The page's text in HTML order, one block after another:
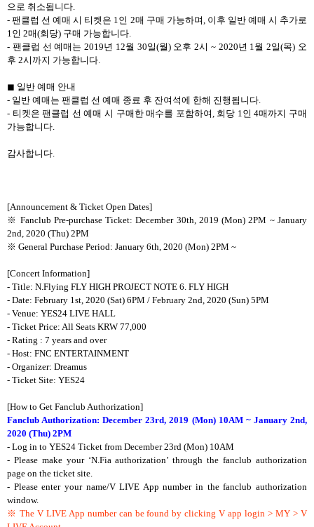
으로 취소됩니다.
- 팬클럽 선 예매 시 티켓은 1인 2매 구매 가능하며, 이후 일반 예매 시 추가로
1인 2매(회당) 구매 가능합니다.
- 팬클럽 선 예매는 2019년 12월 30일(월) 오후 2시 ~ 2020년 1월 2일(목) 오
후 2시까지 가능합니다.
◼ 일반 예매 안내
- 일반 예매는 팬클럽 선 예매 종료 후 잔여석에 한해 진행됩니다.
- 티켓은 팬클럽 선 예매 시 구매한 매수를 포함하여, 회당 1인 4매까지 구매
가능합니다.
감사합니다.
[Announcement & Ticket Open Dates]
※ Fanclub Pre-purchase Ticket: December 30th, 2019 (Mon) 2PM ~ January
2nd, 2020 (Thu) 2PM
※ General Purchase Period: January 6th, 2020 (Mon) 2PM ~
[Concert Information]
- Title: N.Flying FLY HIGH PROJECT NOTE 6. FLY HIGH
- Date: February 1st, 2020 (Sat) 6PM / February 2nd, 2020 (Sun) 5PM
- Venue: YES24 LIVE HALL
- Ticket Price: All Seats KRW 77,000
- Rating : 7 years and over
- Host: FNC ENTERTAINMENT
- Organizer: Dreamus
- Ticket Site: YES24
[How to Get Fanclub Authorization]
Fanclub Authorization: December 23rd, 2019 (Mon) 10AM ~ January 2nd,
2020 (Thu) 2PM
- Log in to YES24 Ticket from December 23rd (Mon) 10AM
- Please make your ‘N.Fia authorization’ through the fanclub authorization
page on the ticket site.
- Please enter your name/V LIVE App number in the fanclub authorization
window.
※ The V LIVE App number can be found by clicking V app login > MY > V